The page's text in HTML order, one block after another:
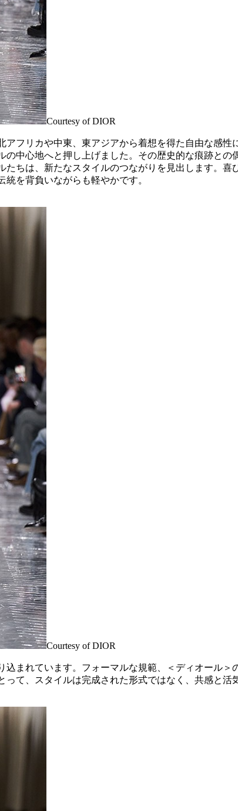
Courtesy of DIOR
フリカや中東、東アジアから着想を得た自由な感
中心地へと押し上げました。その歴史的な痕跡と
ちは、新たなスタイルのつながりを見出します。
を背負いながらも軽やかです。
Courtesy of DIOR
まれています。フォーマルな規範、＜ディオール
て、スタイルは完成された形式ではなく、共感と活